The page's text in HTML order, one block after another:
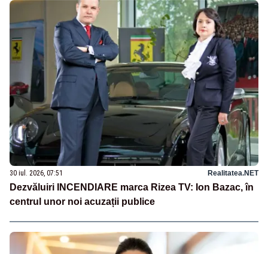
30 iul. 2026, 07:51 Realitatea.NET
Dezvăluiri INCENDIARE marca Rizea TV: Ion Bazac, în
centrul unor noi acuzații publice